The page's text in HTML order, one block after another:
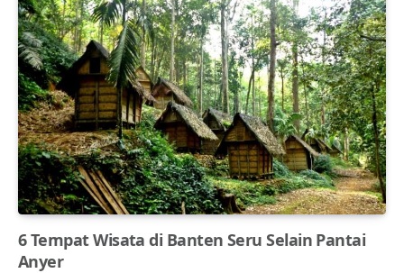
6 Tempat Wisata di Banten Seru Selain Pantai
Anyer